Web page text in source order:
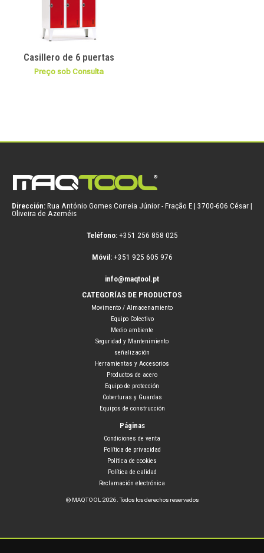
Casillero de 6 puertas
Preço sob Consulta
Dirección: Rua António Gomes Correia Júnior - Fração E | 3700-606 César |
Oliveira de Azeméis
Teléfono:+351 256 858 025
Móvil:+351 925 605 976
info@maqtool.pt
CATEGORÍAS DE PRODUCTOS
Movimento / Almacenamiento
Equipo Colectivo
Medio ambiente
Seguridad y Mantenimiento
señalización
Herramientas y Accesorios
Productos de acero
Equipo de protección
Coberturas y Guardas
Equipos de construcción
Páginas
Condiciones de venta
Política de privacidad
Política de cookies
Política de calidad
Reclamación electrónica
© MAQTOOL 2026. Todos los derechos reservados